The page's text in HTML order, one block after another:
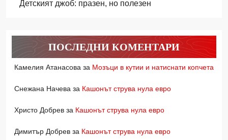
Детският джоб: празен, но полезен
ПОСЛЕДНИ КОМЕНТАРИ
Камелия Атанасова за Мозъци в кутии и натиснати копчета
Снежана Начева за Кашонът струва нула евро
Христо Добрев за Кашонът струва нула евро
Димитър Добрев за Кашонът струва нула евро